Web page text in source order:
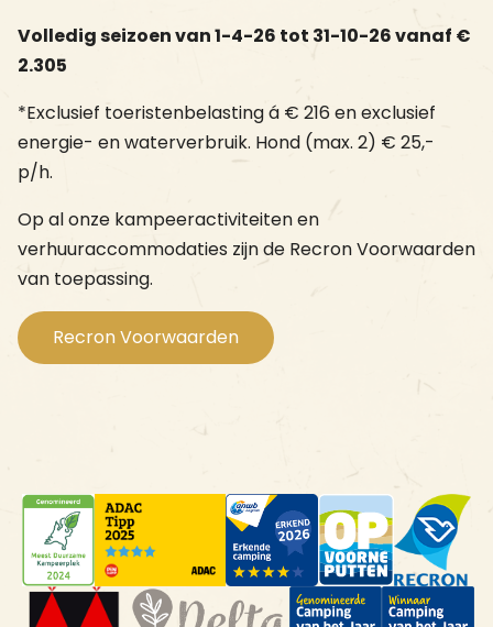
Volledig seizoen van 1-4-26 tot 31-10-26 vanaf €
2.305
*Exclusief toeristenbelasting á € 216 en exclusief
energie- en waterverbruik. Hond (max. 2) € 25,-
p/h.
Op al onze kampeeractiviteiten en
verhuuraccommodaties zijn de Recron Voorwaarden
van toepassing.
Recron Voorwaarden